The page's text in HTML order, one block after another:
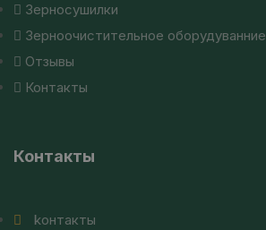
Зерносушилки
Зерноочистительное оборудуванние
Отзывы
Контакты
Контакты
kонтакты